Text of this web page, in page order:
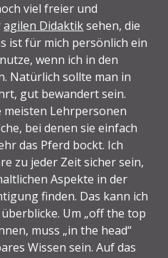
viel freier und
agilen Didaktiksehen, die
ist für mich persönlich ein
wenn ich in den
Natürlich sollte man in
gut bewandert sein.
Lehrpersonen
bei denen sie einfach
das Pferd bockt. Ich
zu jeder Zeit sicher sein,
Aspekte in der
finden. Das kann ich
Um „off the top
muss „in the head“
Wissen sein. Auf das